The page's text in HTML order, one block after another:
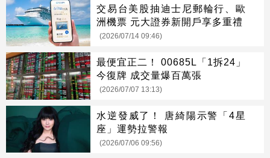
交易台美股抽迪士尼郵輪行、歐
洲機票 元大證券新開戶享多重禮
(2026/07/14 09:46)
最便宜正二！ 00685L「1拆24」
今復牌 成交量爆百萬張
(2026/07/07 13:13)
水逆發威了！ 唐綺陽示警「4星
座」運勢拉警報
(2026/07/06 09:56)